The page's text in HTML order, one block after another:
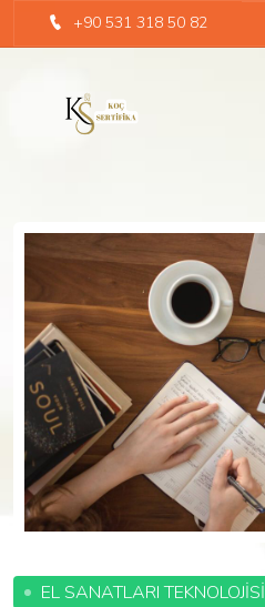
+90 531 318 50 82
EL SANATLARI TEKNOLOJİSİ